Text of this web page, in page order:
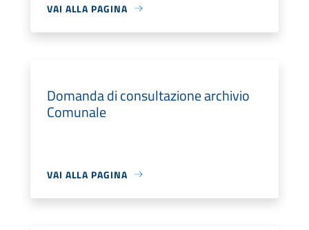
VAI ALLA PAGINA
Domanda di consultazione archivio
Comunale
VAI ALLA PAGINA